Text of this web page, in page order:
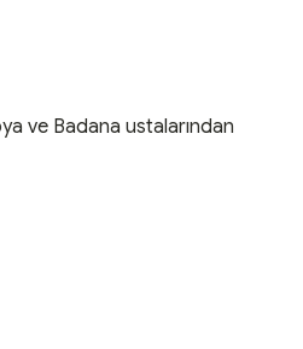
ve Badana ustalarından